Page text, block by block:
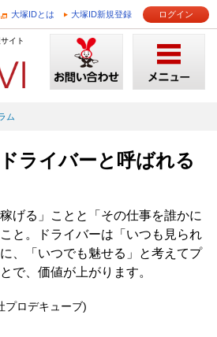
大塚IDとは 大塚ID新規登録 ログイン
イト
ム
ライバーと呼ばれる
げる」ことと「その仕事を誰かに
と。ドライバーは「いつも見られ
、「いつでも魅せる」と考えてプ
で、価値が上がります。
プロデキューブ)